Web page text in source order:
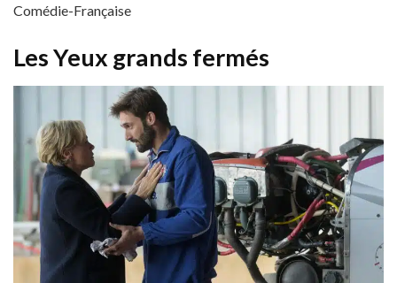
Comédie-Française
Les Yeux grands fermés